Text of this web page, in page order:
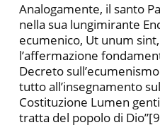
Analogamente, il santo
nella sua lungimirante
ecumenico, Ut unum
l’affermazione
Decreto
tutto all’insegnamento
Costituzione Lumen
tratta del popolo di